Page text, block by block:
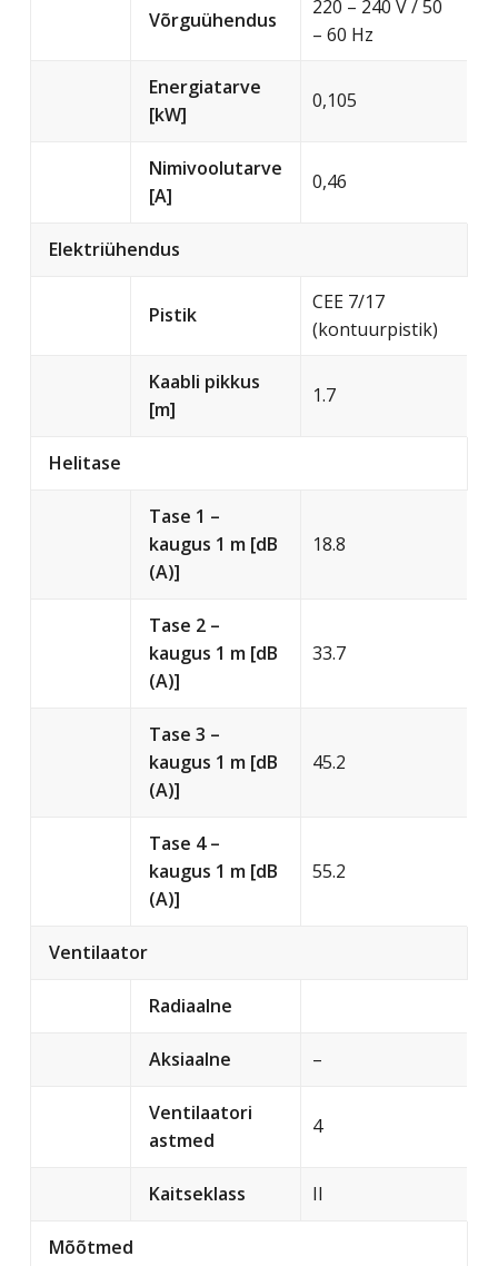
Võrguühendus
220 – 240 V / 50
– 60 Hz
Energiatarve
[kW]
0,105
Nimivoolutarve
[A]
0,46
Elektriühendus
Pistik
CEE 7/17
(kontuurpistik)
Kaabli pikkus
[m]
1.7
Helitase
Tase 1 –
kaugus 1 m [dB
(A)]
18.8
Tase 2 –
kaugus 1 m [dB
(A)]
33.7
Tase 3 –
kaugus 1 m [dB
(A)]
45.2
Tase 4 –
kaugus 1 m [dB
(A)]
55.2
Ventilaator
Radiaalne
Aksiaalne –
Ventilaatori
astmed
4
Kaitseklass II
Mõõtmed